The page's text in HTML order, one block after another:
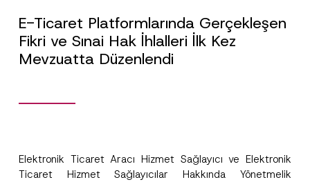
E-Ticaret Platformlarında Gerçekleşen
Fikri ve Sınai Hak İhlalleri İlk Kez
Mevzuatta Düzenlendi
Elektronik Ticaret Aracı Hizmet Sağlayıcı ve Elektronik
Ticaret Hizmet Sağlayıcılar Hakkında Yönetmelik